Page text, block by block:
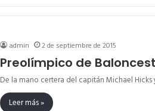
admin 2 de septiembre de 2015
Preolímpico de
De la mano certera del capitán Michael
Leer más »